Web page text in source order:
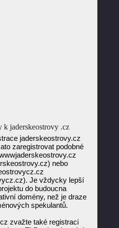
k jaderskeostrovy .cz
jaderskeostrovy.cz
zaregistrovat podobné
nebo
Je vždycky lepší
do budoucna
domény, než je draze
spekulantů.
zvažte také registraci